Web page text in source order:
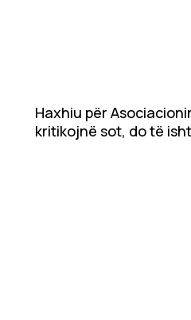
Teknologji
Haxhiu për
kritikojnë sot, do të